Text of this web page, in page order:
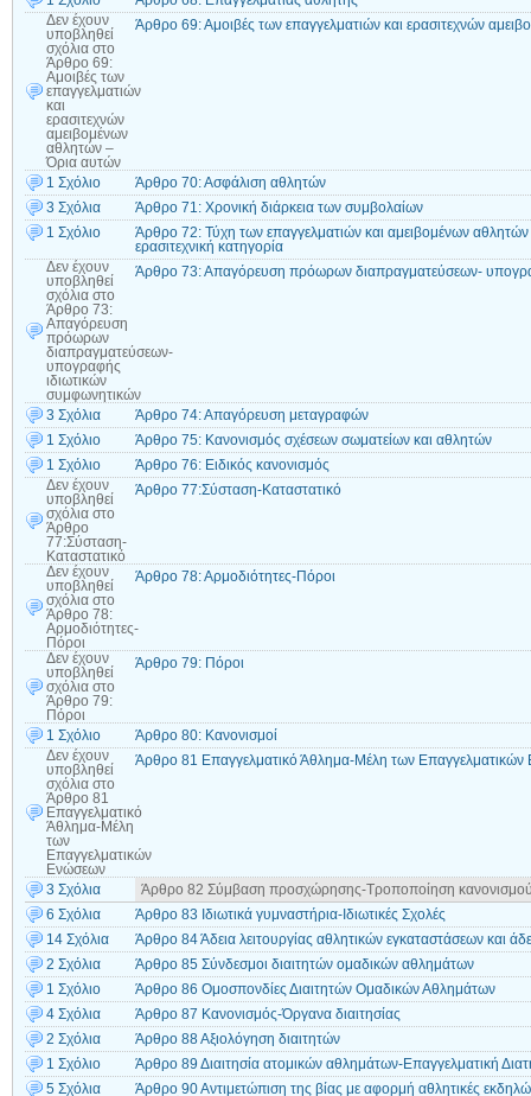
Δεν έχουν
υποβληθεί
σχόλια στο
Άρθρο 69:
Αμοιβές των
επαγγελματιών
και
ερασιτεχνών
αμειβομένων
αθλητών –
Όρια αυτών
Άρθρο 69: Αμοιβές των επαγγελματιών και ερασιτεχνών
1 Σχόλιο
Άρθρο 70: Ασφάλιση αθλητών
3 Σχόλια
Άρθρο 71: Χρονική διάρκεια των συμβολαίων
1 Σχόλιο
Άρθρο 72: Τύχη των επαγγελματιών και αμειβομένων
ερασιτεχνική κατηγορία
Δεν έχουν
υποβληθεί
σχόλια στο
Άρθρο 73:
Απαγόρευση
πρόωρων
διαπραγματεύσεων-
υπογραφής
ιδιωτικών
συμφωνητικών
Άρθρο 73: Απαγόρευση πρόωρων διαπραγματεύσεων-
3 Σχόλια
Άρθρο 74: Απαγόρευση μεταγραφών
1 Σχόλιο
Άρθρο 75: Κανονισμός σχέσεων σωματείων και αθλητών
1 Σχόλιο
Άρθρο 76: Ειδικός κανονισμός
Δεν έχουν
υποβληθεί
σχόλια στο
Άρθρο
77:Σύσταση-
Καταστατικό
Άρθρο 77:Σύσταση-Καταστατικό
Δεν έχουν
υποβληθεί
σχόλια στο
Άρθρο 78:
Αρμοδιότητες-
Πόροι
Άρθρο 78: Αρμοδιότητες-Πόροι
Δεν έχουν
υποβληθεί
σχόλια στο
Άρθρο 79:
Πόροι
Άρθρο 79: Πόροι
1 Σχόλιο
Άρθρο 80: Κανονισμοί
Δεν έχουν
υποβληθεί
σχόλια στο
Άρθρο 81
Επαγγελματικό
Άθλημα-Μέλη
των
Επαγγελματικών
Ενώσεων
Άρθρο 81 Επαγγελματικό Άθλημα-Μέλη των
3 Σχόλια
Άρθρο 82 Σύμβαση προσχώρησης-Τροποποίηση
6 Σχόλια
Άρθρο 83 Ιδιωτικά γυμναστήρια-Ιδιωτικές Σχολές
14 Σχόλια
Άρθρο 84 Άδεια λειτουργίας αθλητικών εγκαταστάσεων και
2 Σχόλια
Άρθρο 85 Σύνδεσμοι διαιτητών ομαδικών αθλημάτων
1 Σχόλιο
Άρθρο 86 Ομοσπονδίες Διαιτητών Ομαδικών Αθλημάτων
4 Σχόλια
Άρθρο 87 Κανονισμός-Όργανα διαιτησίας
2 Σχόλια
Άρθρο 88 Αξιολόγηση διαιτητών
1 Σχόλιο
Άρθρο 89 Διαιτησία ατομικών αθλημάτων-Επαγγελματική
5 Σχόλια
Άρθρο 90 Αντιμετώπιση της βίας με αφορμή αθλητικές